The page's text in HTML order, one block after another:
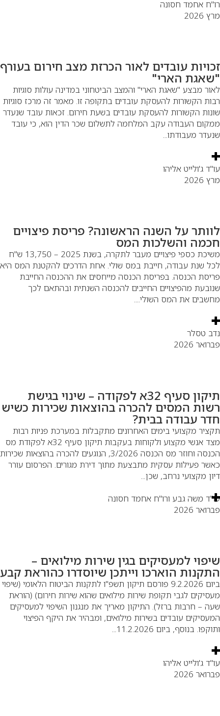
אחמד חסונה
2026
עובדים לאור הכרזת מצב חירום בעורף
הארי"
מבצע "שאגת הארי" והמצב הביטחוני במדינה עולות סוגיות
הקשורות להעסקת עובדים בתקופה זו. מאמר זה מרכז סוגיות
הקשורות להעסקת עובדים בשעת חירום. זכאות עובד שנעדר
העבודה עקב המלחמה לתשלום שכר הדין הוא, כי עובד
מעבודתו...
ג'ולייט אליהו
2026
על השנה הראשונה? פריסת פיצויים
והשלכות המס
משיכת כספי פיצויים מעבר לתקרה, בשנת 2025 – 13,750 ש"ח
שנת עבודה, חייבת במס שולי. אחת הדרכים להקטנת המס היא
הכנסה. בפריסת הכנסה מייחסים את ההכנסה החייבת
מהפיצויים החייבים להכנסה השנתית ובהתאם לכך
את המס השולי....
טסלר
2026
תיקון סעיף 32א לפקודה – שינוי בגישת
המסים להכרה בהוצאות שכירות כשיש
עבודה בבית?
מקצועי בימים האחרונים מתקבלות במערכת פניות רבות
מצד אנשי מקצוע ולקוחות בעקבות תיקון סעיף 32א לפקודת מס
הכנסה וחוזר מס הכנסה 3/2026, הנוגעים להכרה בהוצאות שכירות
פעילות עסקית מתבצעת מתוך דירת מגורים. הפרסום עורר
מקצועי נרחב, שכן...
משה גבע ורו"ח אחמד חסונה
2026
למעסיקים בגין שירות מילואים –
הוארכו וייתכן שיוסדרו כהוראת קבע
ביום 9.2.2026 פורסם תיקון תשפ"ו לתקנות הביטוח הלאומי (שיפוי
לגבי תקופת שירות מילואים שהוא שירות חירום) (הוראת
– חרבות ברזל). התיקון מאריך את מנגנון השיפוי למעסיקים
עובדים בשירות מילואים, ומבהיר את היקף הפיצוי
בנוסף, ביום 11.2.2026...
ג'ולייט אליהו
2026